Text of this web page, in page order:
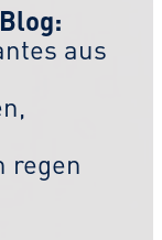
aus
regen